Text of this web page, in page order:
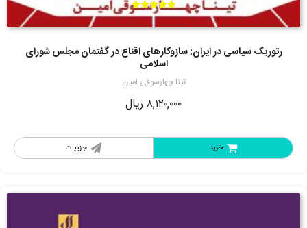
رتوریک سیاسی در ایران: سازوکارهای اقناع در گفتمان مجلس شورای
اسلامی
تینا چهارسوقی امین
امتیاز
۸,۱۲۰,۰۰۰ ریال
جزییات خرید